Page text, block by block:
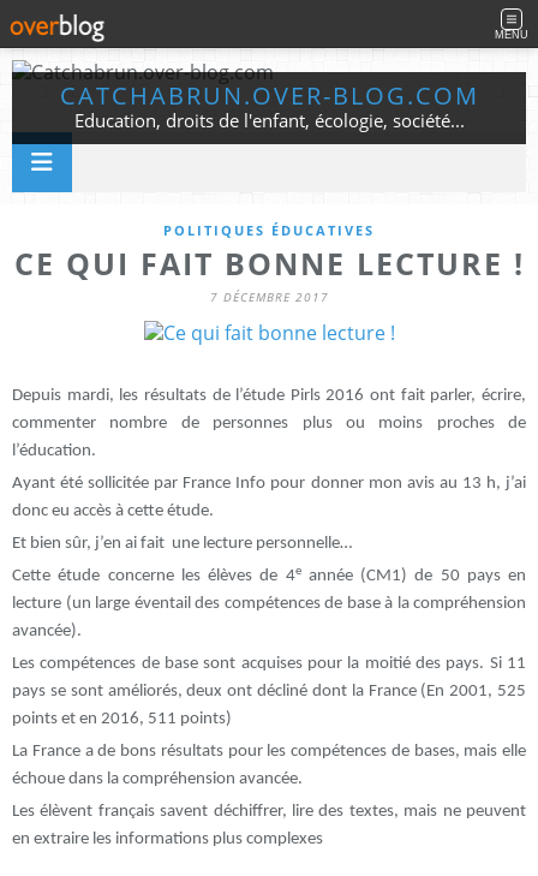
MENU
CATCHABRUN.OVER-BLOG.COM
Education, droits de l'enfant, écologie, société...
POLITIQUES ÉDUCATIVES
CE QUI FAIT BONNE LECTURE !
7 DÉCEMBRE 2017
Depuis mardi, les résultats de l’étude Pirls 2016 ont fait parler, écrire,
commenter nombre de personnes plus ou moins proches de
l’éducation.
Ayant été sollicitée par France Info pour donner mon avis au 13 h, j’ai
donc eu accès à cette étude.
Et bien sûr, j’en ai fait une lecture personnelle…
Cette étude concerne les élèves de 4eannée (CM1) de 50 pays en
lecture (un large éventail des compétences de base à la compréhension
avancée).
Les compétences de base sont acquises pour la moitié des pays. Si 11
pays se sont améliorés, deux ont décliné dont la France (En 2001, 525
points et en 2016, 511 points)
La France a de bons résultats pour les compétences de bases, mais elle
échoue dans la compréhension avancée.
Les élèvent français savent déchiffrer, lire des textes, mais ne peuvent
en extraire les informations plus complexes